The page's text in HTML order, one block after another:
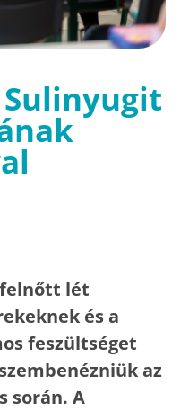
Sulinyugit
felnőtt lét
és a
feszültséget
az
során. A